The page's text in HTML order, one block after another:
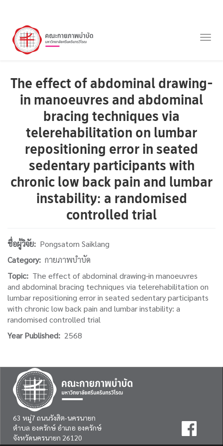
The effect of abdominal drawing-
in manoeuvres and abdominal
bracing techniques via
telerehabilitation on lumbar
repositioning error in seated
sedentary participants with
chronic low back pain and lumbar
instability: a randomised
controlled trial
ชื่อผู้วิจัย
Pongsatorn Saiklang
Category กายภาพบำบัด
Topic
The effect of abdominal drawing-in manoeuvres
and abdominal bracing techniques via telerehabilitation on
lumbar repositioning error in seated sedentary participants
with chronic low back pain and lumbar instability: a
randomised controlled trial
Year Published
2568
63 หมู่7 ถนนรังสิต-นครนายก
ตำบล องครักษ์ อำเภอ องครักษ์
จังหวัดนครนายก 26120